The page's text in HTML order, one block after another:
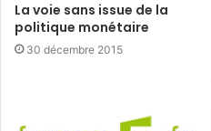
La voie sans issue de la
politique monétaire
30 décembre 2015